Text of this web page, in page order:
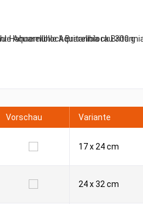
Vorschau Variante
17 x 24 cm
24 x 32 cm